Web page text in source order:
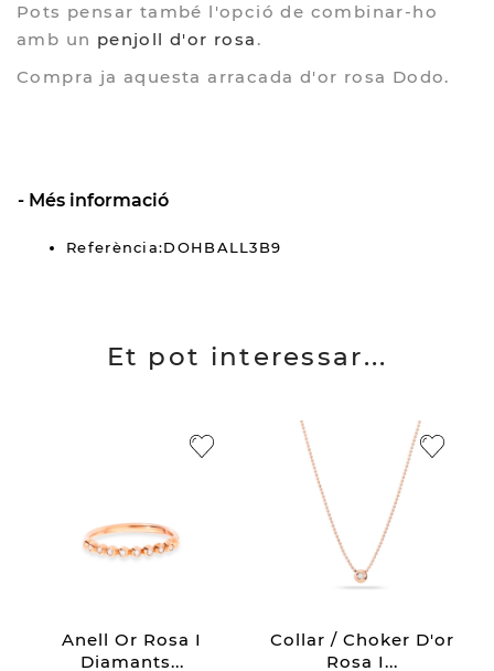
Pots pensar també l'opció de combinar-ho
amb un penjoll d'or rosa .
Compra ja aquesta arracada d'or rosa Dodo.
Més informació
Referència:DOHBALL3B9
Et pot interessar...
Anell Or Rosa I
Diamants...
Collar / Choker D'or
Rosa I...